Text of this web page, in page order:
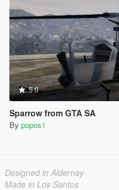
5.0
Sparrow from GTA SA
By popos1
Designed in Alderney
Made in Los Santos